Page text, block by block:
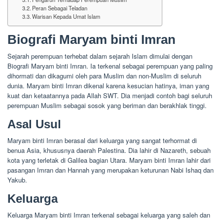
Peran Sebagai Teladan
Warisan Kepada Umat Islam
Biografi Maryam binti Imran
Sejarah perempuan terhebat dalam sejarah Islam dimulai dengan
Biografi Maryam binti Imran. Ia terkenal sebagai perempuan yang paling
dihormati dan dikagumi oleh para Muslim dan non-Muslim di seluruh
dunia. Maryam binti Imran dikenal karena kesucian hatinya, iman yang
kuat dan ketaatannya pada Allah SWT. Dia menjadi contoh bagi seluruh
perempuan Muslim sebagai sosok yang beriman dan berakhlak tinggi.
Asal Usul
Maryam binti Imran berasal dari keluarga yang sangat terhormat di
benua Asia, khususnya daerah Palestina. Dia lahir di Nazareth, sebuah
kota yang terletak di Galilea bagian Utara. Maryam binti Imran lahir dari
pasangan Imran dan Hannah yang merupakan keturunan Nabi Ishaq dan
Yakub.
Keluarga
Keluarga Maryam binti Imran terkenal sebagai keluarga yang saleh dan